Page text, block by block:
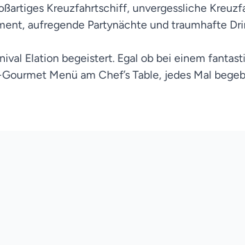
Kreuzfahrtschiff, unvergessliche
aufregende Partynächte und traumhafte
Elation begeistert. Egal ob bei einem
Menü am Chef’s Table, jedes Mal